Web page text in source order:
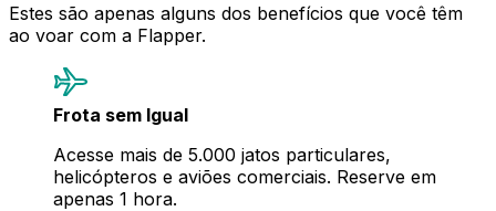
Estes são apenas alguns dos benefícios que você têm
ao voar com a Flapper.
Frota sem Igual
Acesse mais de 5.000 jatos particulares,
helicópteros e aviões comerciais. Reserve em
apenas 1 hora.